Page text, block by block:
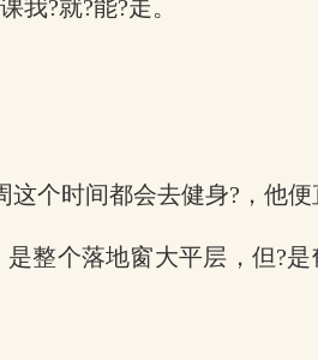
我?就?能?走。
个时间都会去健身?，他
整个落地窗大平层，但?